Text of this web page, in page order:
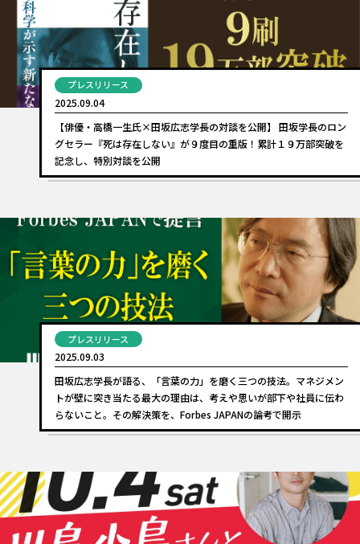
プレスリリース
2025.09.04
【俳優・高橋一生氏×田坂広志学長の対談を公開】 田坂学長のロン
グセラー『死は存在しない』が９度目の重版！累計１９万部突破を
記念し、特別対談を公開
プレスリリース
2025.09.03
田坂広志学長が語る、「言葉の力」を磨く三つの技法。マネジメン
トが壁に突き当たる最大の理由は、考えや思いが部下や社員に伝わ
らないこと。その解決策を、Forbes JAPANの論考で開示